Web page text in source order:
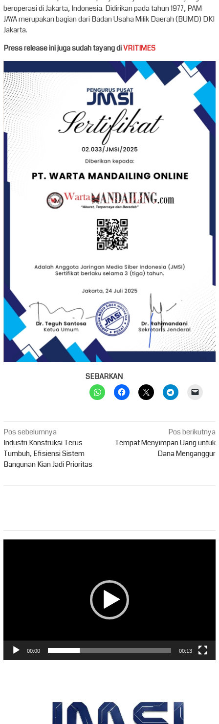
beroperasi di Jakarta, Indonesia. Didirikan pada tahun 1977, PAM
JAYA merupakan bagian dari Badan Usaha Milik Daerah (BUMD) DKI
Jakarta.
Press release ini juga sudah tayang diVRITIMES
SEBARKAN
Navigasi
pos
Pos sebelumnya
Industri Konstruksi Terus
Tumbuh, Efisiensi Sistem
Bangunan Kian Jadi Prioritas
Pos berikutnya
Tempat Menyimpan Uang untuk
Dana Menganggur
00:00 00:13